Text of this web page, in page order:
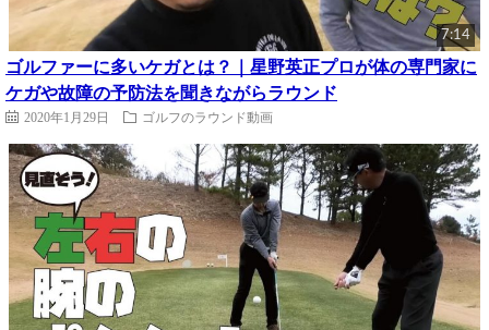
7:14
ゴルファーに多いケガとは？｜星野英正プロが体の専門家に
ケガや故障の予防法を聞きながらラウンド
2020年1月29日 ゴルフのラウンド動画